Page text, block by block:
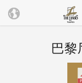
巴黎